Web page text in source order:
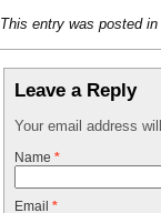
This entry was posted in
Leave a Reply
Your email address
Name *
Email *